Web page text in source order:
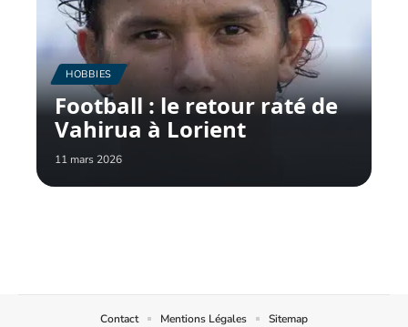
HOBBIES
Football : le retour raté de
Vahirua à Lorient
11 mars 2026
Contact Mentions Légales Sitemap